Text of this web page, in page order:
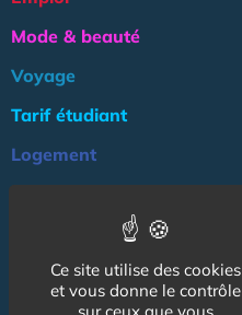
Mode & beauté
Voyage
Tarif étudiant
Logement
Association
Ce site utilise des cookies
et vous donne le contrôle